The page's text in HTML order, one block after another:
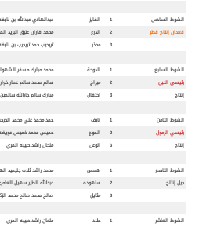
الشوط السادس 1 الفايز عبدالهادي عبدالله بن
قعدان إنتاج قطر
2 الدرع محمد فاران عتيق البريد
3
محذر تريحيب حمد تريحيب بن
الشوط السابع 1 الدوحة محمد مبارك مسفر
رئيسي الحيل
2 ميراج سالم محمد سالم عمار خوار
إنتاج
3 احتفال مبارك سالم جارالله
الشوط الثامن 1 نايف حمد محمد علي محمد
رئيسي الزمول
2 الموج خميس محمد خميس
إنتاج
3 الوعل ملحان راشد حبيبه المري
الشوط التاسع 1 همس محمد راشد ثلاب جليميد
حيل إنتاج
2 سلهوده عبدالله الطير سهيل
3
مثايل صالح محمد صالح محمد
الشوط العاشر 1 جلاد ملحان راشد حبيبه المري